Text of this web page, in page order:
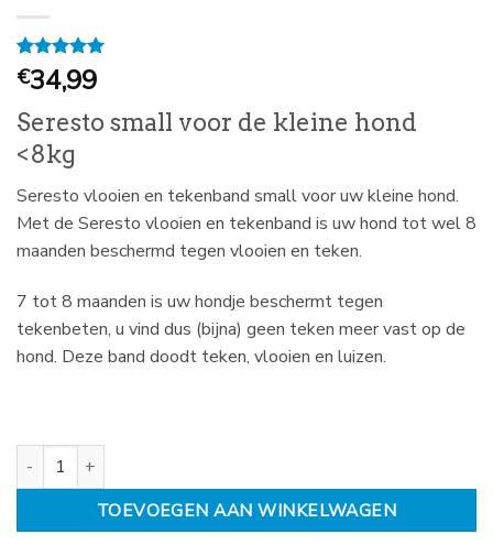
Gewaardeerd
5op 5
op
1
klantbeoordeling
€34,99
Seresto small voor de kleine hond
<8kg
Seresto vlooien en tekenband small voor uw kleine hond.
Met de Seresto vlooien en tekenband is uw hond tot wel 8
maanden beschermd tegen vlooien en teken.
7 tot 8 maanden is uw hondje beschermt tegen
tekenbeten, u vind dus (bijna) geen teken meer vast op de
hond. Deze band doodt teken, vlooien en luizen.
Seresto vlooien en tekenband small t/m 8 kg aantal
TOEVOEGEN AAN WINKELWAGEN